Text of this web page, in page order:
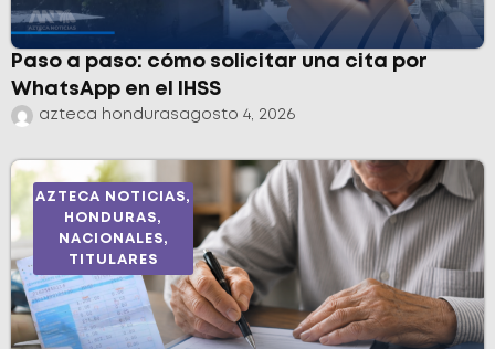
Paso a paso: cómo solicitar una cita por
WhatsApp en el IHSS
azteca hondurasagosto 4, 2026
AZTECA NOTICIAS,
HONDURAS,
NACIONALES,
TITULARES